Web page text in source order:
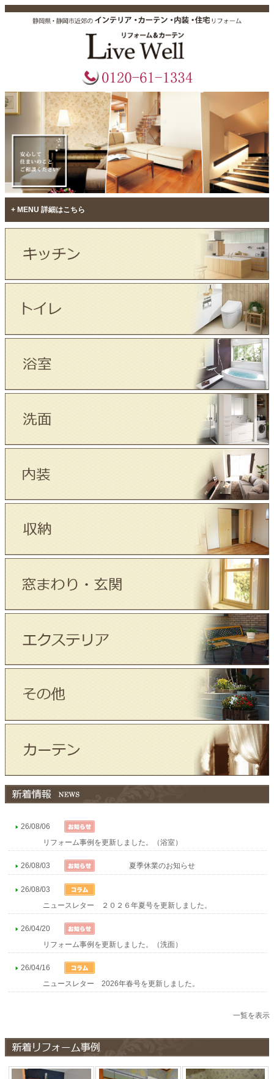
MENU 詳細はこちら
26/08/06
リフォーム事例を更新しました。（浴室）
26/08/03 夏季休業のお知らせ
26/08/03
ニュースレター ２０２６年夏号を更新しました。
26/04/20
リフォーム事例を更新しました。（洗面）
26/04/16
ニュースレター 2026年春号を更新しました。
一覧を表示